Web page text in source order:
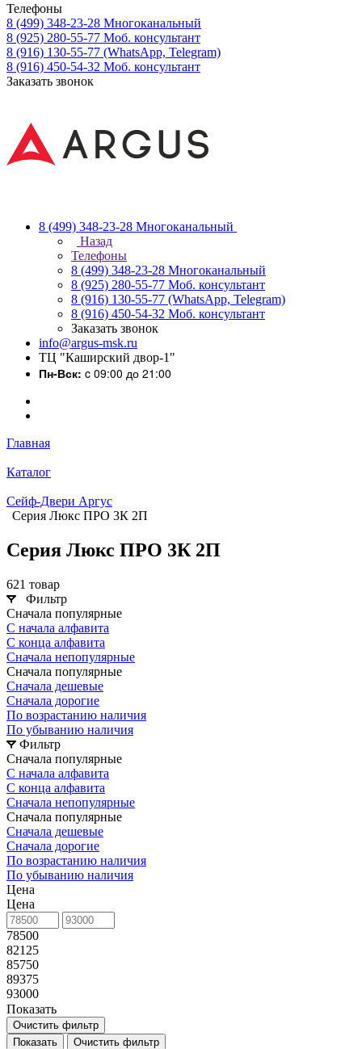
Телефоны
8 (499) 348-23-28 Многоканальный
8 (925) 280-55-77 Моб. консультант
8 (916) 130-55-77 (WhatsApp, Telegram)
8 (916) 450-54-32 Моб. консультант
Заказать звонок
8 (499) 348-23-28 Многоканальный
Назад
Телефоны
8 (499) 348-23-28 Многоканальный
8 (925) 280-55-77 Моб. консультант
8 (916) 130-55-77 (WhatsApp, Telegram)
8 (916) 450-54-32 Моб. консультант
Заказать звонок
info@argus-msk.ru
ТЦ "Каширский двор-1"
Пн-Вск: c 09:00 до 21:00
Главная
Каталог
Сейф-Двери Аргус
Серия Люкс ПРО 3К 2П
Серия Люкс ПРО 3К 2П
621 товар
Фильтр
Сначала популярные
С начала алфавита
С конца алфавита
Сначала непопулярные
Сначала популярные
Сначала дешевые
Сначала дорогие
По возрастанию наличия
По убыванию наличия
Фильтр
Сначала популярные
С начала алфавита
С конца алфавита
Сначала непопулярные
Сначала популярные
Сначала дешевые
Сначала дорогие
По возрастанию наличия
По убыванию наличия
Цена
Цена
78500
82125
85750
89375
93000
Показать
Очистить фильтр
Очистить фильтр